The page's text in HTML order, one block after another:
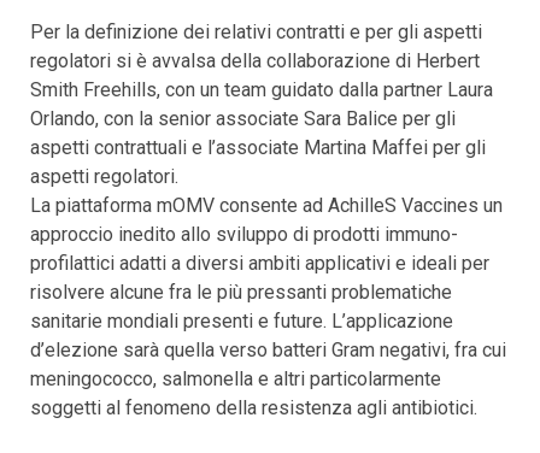
Per la definizione dei relativi contratti e per gli aspetti
regolatori si è avvalsa della collaborazione di Herbert
Smith Freehills, con un team guidato dalla partner Laura
Orlando, con la senior associate Sara Balice per gli
aspetti contrattuali e l’associate Martina Maffei per gli
aspetti regolatori.
La piattaforma mOMV consente ad AchilleS Vaccines un
approccio inedito allo sviluppo di prodotti immuno-
profilattici adatti a diversi ambiti applicativi e ideali per
risolvere alcune fra le più pressanti problematiche
sanitarie mondiali presenti e future. L’applicazione
d’elezione sarà quella verso batteri Gram negativi, fra cui
meningococco, salmonella e altri particolarmente
soggetti al fenomeno della resistenza agli antibiotici.